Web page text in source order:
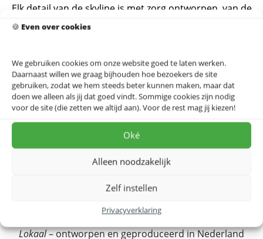
🍪 Even over cookies
We gebruiken cookies om onze website goed te laten werken.
Daarnaast willen we graag bijhouden hoe bezoekers de site
gebruiken, zodat we hem steeds beter kunnen maken, maar dat
doen we alleen als jij dat goed vindt. Sommige cookies zijn nodig
voor de site (die zetten we altijd aan). Voor de rest mag jij kiezen!
Oké
Alleen noodzakelijk
Zelf instellen
Privacyverklaring
Elk detail van de skyline is met zorg ontworpen, van de
kenmerkende Erasmusbrug tot de iconische Euromast.
of op zoek bent naar een uniek cadeau, onze houten
skyline zal zeker indruk maken.
De skylines worden geleverd in een stevige, platte
verpakking.
Verkrijgbaar in 2 formaten:
70 x 14 cm
100 x 20 cm
Waarom kiezen voor deze skyline?’
– FSC/PEFC gecertificeerd
Lokaal– ontworpen en geproduceerd in Nederland